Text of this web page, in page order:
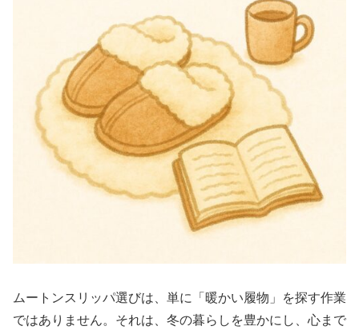
ムートンスリッパ選びは、単に「暖かい履物」を探す作業
ではありません。それは、冬の暮らしを豊かにし、心まで